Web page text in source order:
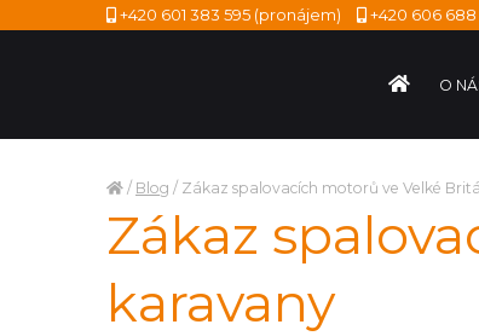
+420 601 383 595 (pronájem) +420 606 688
O
/ Blog / Zákaz spalovacích motorů ve Velké
Zákaz
karavany